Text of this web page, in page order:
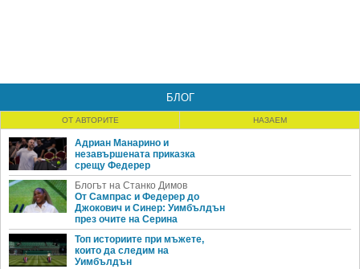
БЛОГ
ОТ АВТОРИТЕ НАЗАЕМ
Адриан Манарино и
незавършената приказка
срещу Федерер
Блогът на Станко Димов
От Сампрас и Федерер до
Джокович и Синер: Уимбълдън
през очите на Серина
Топ историите при мъжете,
които да следим на
Уимбълдън